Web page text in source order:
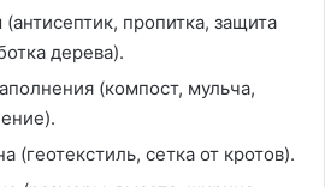
пропитка, защита
дерева).
(компост, мульча,
(геотекстиль, сетка от кротов).